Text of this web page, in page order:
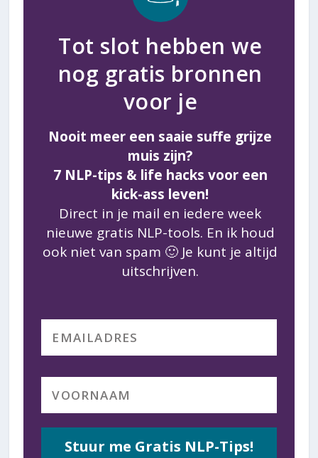
Tot slot hebben we
nog gratis bronnen
voor je
Nooit meer een saaie suffe grijze
muis zijn?
7 NLP-tips & life hacks voor een
kick-ass leven!
Direct in je mail en iedere week
nieuwe gratis NLP-tools. En ik houd
ook niet van spam 🙂 Je kunt je altijd
uitschrijven.
Stuur me Gratis NLP-Tips!